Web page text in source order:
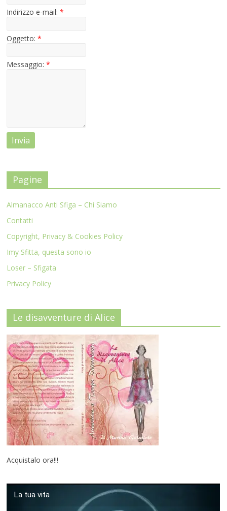
Indirizzo e-mail:*
Oggetto:*
Messaggio:*
Pagine
Almanacco Anti Sfiga – Chi Siamo
Contatti
Copyright, Privacy & Cookies Policy
Imy Sfitta, questa sono io
Loser – Sfigata
Privacy Policy
Le disavventure di Alice
Acquistalo ora!!!
La tua vita